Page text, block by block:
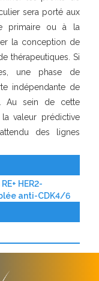
sera porté aux
primaire ou à la
la conception de
thérapeutiques. Si
une phase de
indépendante de
Au sein de cette
valeur prédictive
des lignes
HER2-
anti-CDK4/6